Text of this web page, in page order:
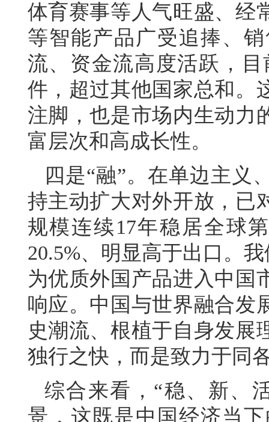
体育赛事等人气旺盛、经
等智能产品广受追捧、
流、资金流高度活跃，
件，超过其他国家总和。
注脚，也是市场内生动力
富层次和高成长性。
四是“融”。在单边主义
持主动扩大对外开放，已
规模连续17年稳居全球
20.5%、明显高于出口。
为优质外国产品进入中国
响应。中国与世界融合发
史潮流、根植于自身发展
独行之快，而是致力于同
综合来看，“稳、新、
景，这既是中国经济当